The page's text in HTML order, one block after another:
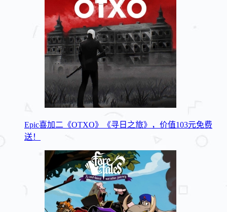
Epic喜加二《OTXO》《寻日之旅》，价值103元免费
送！